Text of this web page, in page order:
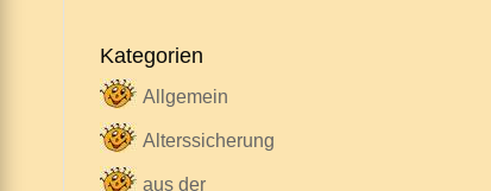
Kategorien
Allgemein
Alterssicherung
aus der